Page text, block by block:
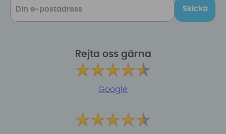
Skicka
Rejta oss gärna
Google